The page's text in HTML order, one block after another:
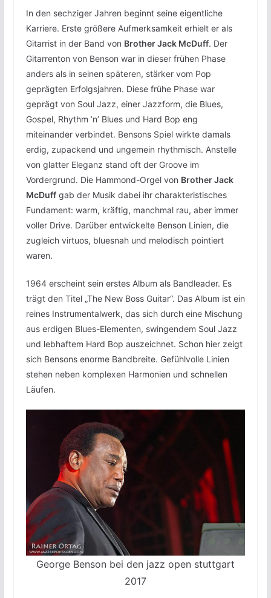
In den sechziger Jahren beginnt seine eigentliche
Karriere. Erste größere Aufmerksamkeit erhielt er als
Gitarrist in der Band von Brother Jack McDuff. Der
Gitarrenton von Benson war in dieser frühen Phase
anders als in seinen späteren, stärker vom Pop
geprägten Erfolgsjahren. Diese frühe Phase war
geprägt von Soul Jazz, einer Jazzform, die Blues,
Gospel, Rhythm ’n’ Blues und Hard Bop eng
miteinander verbindet. Bensons Spiel wirkte damals
erdig, zupackend und ungemein rhythmisch. Anstelle
von glatter Eleganz stand oft der Groove im
Vordergrund. Die Hammond-Orgel von Brother Jack
McDuffgab der Musik dabei ihr charakteristisches
Fundament: warm, kräftig, manchmal rau, aber immer
voller Drive. Darüber entwickelte Benson Linien, die
zugleich virtuos, bluesnah und melodisch pointiert
waren.
1964 erscheint sein erstes Album als Bandleader. Es
trägt den Titel „The New Boss Guitar“. Das Album ist ein
reines Instrumentalwerk, das sich durch eine Mischung
aus erdigen Blues-Elementen, swingendem Soul Jazz
und lebhaftem Hard Bop auszeichnet. Schon hier zeigt
sich Bensons enorme Bandbreite. Gefühlvolle Linien
stehen neben komplexen Harmonien und schnellen
Läufen.
George Benson bei den jazz open stuttgart
2017